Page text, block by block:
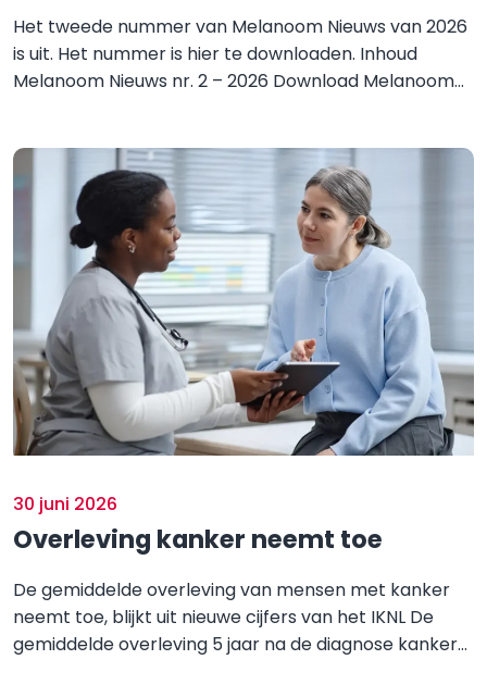
Het tweede nummer van Melanoom Nieuws van 2026
is uit. Het nummer is hier te downloaden. Inhoud
Melanoom Nieuws nr. 2 – 2026 Download Melanoom...
30 juni 2026
Overleving kanker neemt toe
De gemiddelde overleving van mensen met kanker
neemt toe, blijkt uit nieuwe cijfers van het IKNL De
gemiddelde overleving 5 jaar na de diagnose kanker...